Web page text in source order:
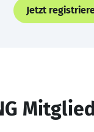
Jetzt